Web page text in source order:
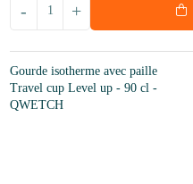
+
-
Gourde isotherme avec paille
Travel cup Level up - 90 cl -
QWETCH